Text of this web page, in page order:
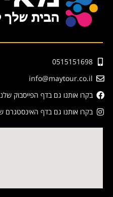
0515151698
info@maytour.co.il
בקרו אותנו גם בדף הפייסבוק
בקרו אותנו גם בדף האינסטגרם